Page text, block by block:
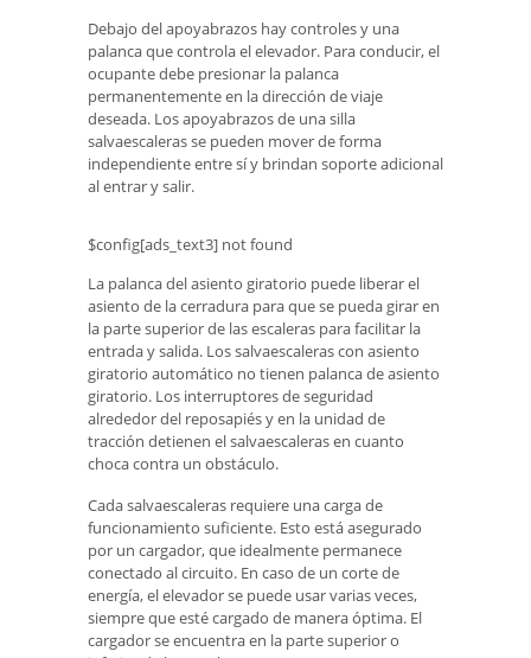
Debajo del apoyabrazos hay controles y una
palanca que controla el elevador. Para conducir, el
ocupante debe presionar la palanca
permanentemente en la dirección de viaje
deseada. Los apoyabrazos de una silla
salvaescaleras se pueden mover de forma
independiente entre sí y brindan soporte adicional
al entrar y salir.
$config[ads_text3] not found
La palanca del asiento giratorio puede liberar el
asiento de la cerradura para que se pueda girar en
la parte superior de las escaleras para facilitar la
entrada y salida. Los salvaescaleras con asiento
giratorio automático no tienen palanca de asiento
giratorio. Los interruptores de seguridad
alrededor del reposapiés y en la unidad de
tracción detienen el salvaescaleras en cuanto
choca contra un obstáculo.
Cada salvaescaleras requiere una carga de
funcionamiento suficiente. Esto está asegurado
por un cargador, que idealmente permanece
conectado al circuito. En caso de un corte de
energía, el elevador se puede usar varias veces,
siempre que esté cargado de manera óptima. El
cargador se encuentra en la parte superior o